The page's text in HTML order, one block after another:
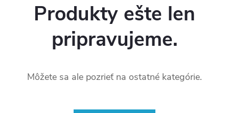
Produkty ešte len
pripravujeme.
Môžete sa ale pozrieť na ostatné kategórie.